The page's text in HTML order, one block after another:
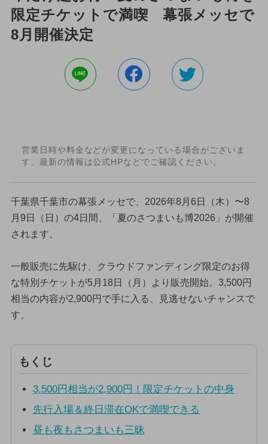
限定チケットで満喫 幕張メッセで
8月開催決定
営業日時や料金などが変更になっている場合がございま
す。最新の情報は公式HPなどでご確認ください。
千葉県千葉市の幕張メッセで、2026年8月6日（木）〜8
月9日（日）の4日間、「夏のさつまいも博2026」が開催
されます。
一般販売に先駆け、クラウドファンディング限定のお得
な特別チケットが5月18日（月）より販売開始。3,500円
相当の内容が2,900円で手に入る、見逃せないチャンスで
す。
もくじ
3,500円相当が2,900円！限定チケットの中身
先行入場＆終日滞在OKで満喫できる
昼も夜もさつまいも三昧